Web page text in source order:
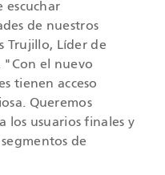
escuchar
de nuestros
Trujillo, Líder de
"Con el nuevo
tienen acceso
Queremos
los usuarios finales y
de